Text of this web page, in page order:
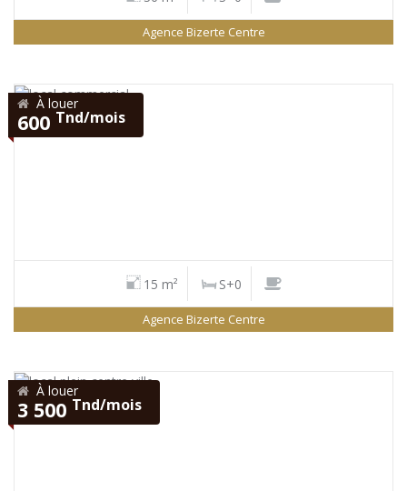
Agence Bizerte Centre
À louer
600 Tnd/mois
15 m² S+0
Agence Bizerte Centre
À louer
3 500 Tnd/mois